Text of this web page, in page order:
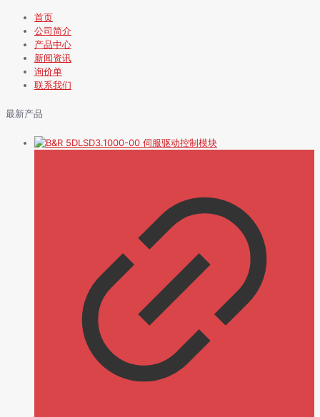
首页
公司简介
产品中心
新闻资讯
询价单
联系我们
最新产品